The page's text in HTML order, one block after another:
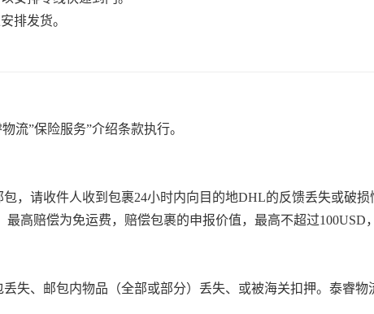
排发货。
流”保险服务”介绍条款执行。
，请收件人收到包裹24小时内向目的地DHL的反馈丢失或破
高赔偿为免运费，赔偿包裹的申报价值，最高不超过
失、邮包内物品（全部或部分）丢失、或被海关扣押。泰睿物